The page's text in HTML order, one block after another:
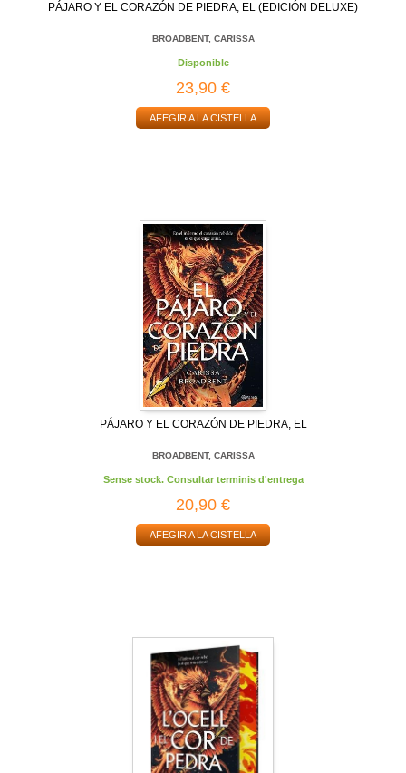
PÁJARO Y EL CORAZÓN DE PIEDRA, EL (EDICIÓN DELUXE)
BROADBENT, CARISSA
Disponible
23,90 €
AFEGIR A LA CISTELLA
PÁJARO Y EL CORAZÓN DE PIEDRA, EL
BROADBENT, CARISSA
Sense stock. Consultar terminis d'entrega
20,90 €
AFEGIR A LA CISTELLA